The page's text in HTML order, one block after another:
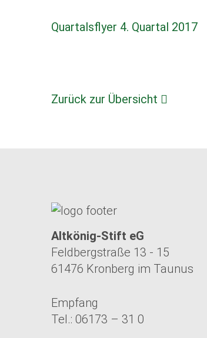
Quartalsflyer 4. Quartal 2017
Zurück zur Übersicht
Altkönig-Stift eG
Feldbergstraße 13 - 15
61476 Kronberg im Taunus
Empfang
Tel.: 06173 – 31 0